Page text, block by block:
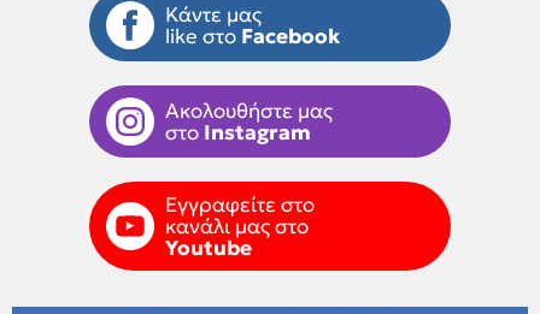
Κάντε μας
like στο Facebook
Ακολουθήστε μας
στο Instagram
Εγγραφείτε στο
κανάλι μας στο
Youtube